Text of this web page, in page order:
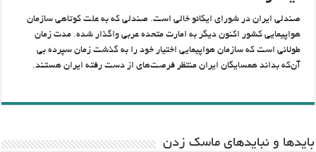
صندلی ایران در شورای ایکائو خالی است. صندلی که به علت کوتاهی سازمان
هواپیمایی کشور اکنون دیگر به امارت متحده عربی واگذار شده. مدت زمان
طولانی است که سازمان هواپیمایی اختیار خود را به گذشت زمان سپرده بی
آن‌که بداند همسایگان ایران منتظر فرصت‌های از دست رفته ایران هستند.
باید‌ها و نبایدهای ماسک زدن